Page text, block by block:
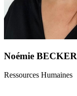
Noémie BECKER
Ressources Humaines